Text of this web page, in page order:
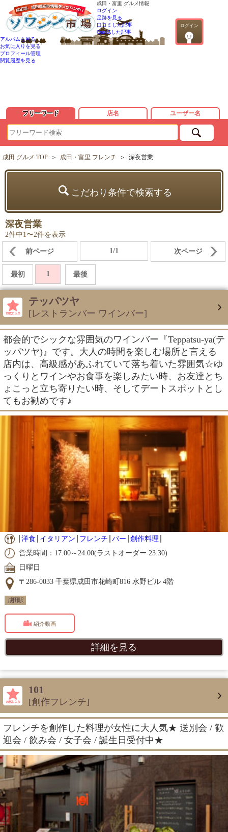
成田・富里 グルメ情報
ログイン
ログイン
足跡を見る
口コミした記事
QandAした記事
アルバムを見る
お気に入りを見る
プロフィール管理
閲覧履歴を見る
フリーワード 店名 ユーザー名
成田 グルメ TOP ＞ 成田・富里 フレンチ ＞ 深夜営業
こだわり条件で検索する
深夜営業
2件中1〜2件を表示
前ページ 1/1 次ページ
最初 1 最後
テッパツヤ
[レストランバー ワインバー]
都会的でシックな雰囲気のワインバー『Teppatsu-ya(テ
ッパツヤ)』です。大人の時間を楽しむ場所と言える
店内は、高級感があふれていて落ち着いた雰囲気☆ゆ
っくりとワインやお食事を楽しみたい時、お友達とち
ょこっと立ち寄りたい時、そしてデートスポットとし
てもお勧めです♪
洋食 イタリアン フレンチ バー 創作料理
営業時間：17:00～24:00(ラストオーダー 23:30)
日曜日
〒286-0033 千葉県成田市花崎町816 水野ビル 4階
成田駅
紹介動画
詳細を見る
101
[創作フレンチ]
フレンチを創作した料理が女性に大人気★ 送別会 / 歓
迎会 / 飲み会 / 女子会 / 誕生日受付中★